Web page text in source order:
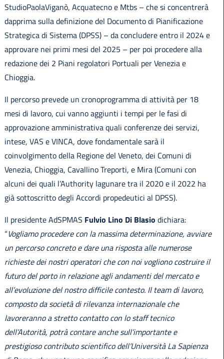
StudioPaolaViganò, Acquatecno e Mtbs – che si concentrerà
dapprima sulla definizione del Documento di Pianificazione
Strategica di Sistema (DPSS) – da concludere entro il 2024 e
approvare nei primi mesi del 2025 – per poi procedere alla
redazione dei 2 Piani regolatori Portuali per Venezia e
Chioggia.
Il percorso prevede un cronoprogramma di attività per 18
mesi di lavoro, cui vanno aggiunti i tempi per le fasi di
approvazione amministrativa quali conferenze dei servizi,
intese, VAS e VINCA, dove fondamentale sarà il
coinvolgimento della Regione del Veneto, dei Comuni di
Venezia, Chioggia, Cavallino Treporti, e Mira (Comuni con
alcuni dei quali l’Authority lagunare tra il 2020 e il 2022 ha
già sottoscritto degli Accordi propedeutici al DPSS).
Il presidente AdSPMAS Fulvio Lino Di Blasio dichiara:
“Vogliamo procedere con la massima determinazione, avviare
un percorso concreto e dare una risposta alle numerose
richieste dei nostri operatori che con noi vogliono costruire il
futuro del porto in relazione agli andamenti del mercato e
all’evoluzione del nostro difficile contesto. Il team di lavoro,
composto da società di rilevanza internazionale che
lavoreranno a stretto contatto con lo staff tecnico
dell’Autorità, potrà contare anche sull’importante e
prestigioso contributo scientifico dell’Università La Sapienza